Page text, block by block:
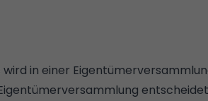
wird in einer